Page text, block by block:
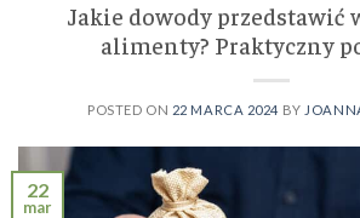
Jakie dowody przedstawić
alimenty? Praktyczny
POSTED ON 22 MARCA 2024 BY
22
mar